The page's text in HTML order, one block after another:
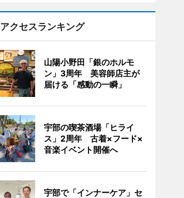
アクセスランキング
山陽小野田「銀のホルモ
ン」3周年 美容師店主が
届ける「感動の一瞬」
宇部の喫茶酒場「ヒライ
ス」2周年 古着×フード×
音楽イベント開催へ
宇部で「インナーケア」セ